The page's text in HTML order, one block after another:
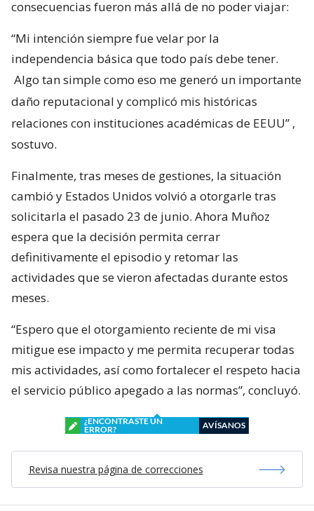
consecuencias fueron más allá de no poder viajar:
“Mi intención siempre fue velar por la
independencia básica que todo país debe tener.
Algo tan simple como eso me generó un importante
daño reputacional y complicó mis históricas
relaciones con instituciones académicas de EEUU” ,
sostuvo.
Finalmente, tras meses de gestiones, la situación
cambió y Estados Unidos volvió a otorgarle tras
solicitarla el pasado 23 de junio. Ahora Muñoz
espera que la decisión permita cerrar
definitivamente el episodio y retomar las
actividades que se vieron afectadas durante estos
meses.
“Espero que el otorgamiento reciente de mi visa
mitigue ese impacto y me permita recuperar todas
mis actividades, así como fortalecer el respeto hacia
el servicio público apegado a las normas”, concluyó.
¿ENCONTRASTE UN
ERROR?
AVÍSANOS
Revisa nuestra página de correcciones